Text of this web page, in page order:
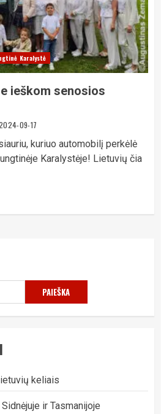
Karalystė
ieškom senosios
09-17
kuriuo automobilį perkėlė
Karalystėje! Lietuvių čia
PAIEŠKA
keliais
ir Tasmanijoje